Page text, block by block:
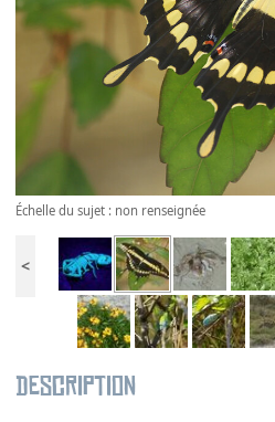
Échelle du sujet : non renseignée
<
Description